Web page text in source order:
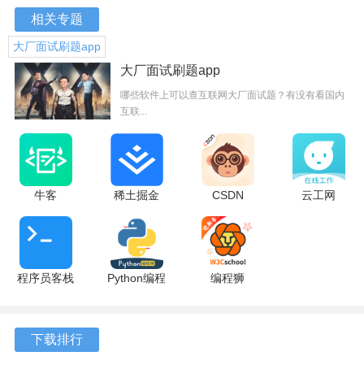
软件功能
1、国家电网题库新增的搜题功能让考生在遇到疑问时，可以
快速找到答案，支持语音和拍照搜索。
2、多种练习模式，如模拟考场、每日一练等，丰富多样的学
习方式让备考变得轻松。
3、各类考试的设置不仅是检验专业素养的重要标准，也能帮
助考生拓宽知识面。
4、系统记录做题情况，考生可以随时查看自己的学习进度，
卓版
相关专题
大厂面试刷题app
大厂面试刷题app
哪些软件上可以查互联网大厂面试题？有没有看国内
互联...
牛客
3.28.27 安
卓版
稀土掘金
版
CSDN
6.10.0 安卓
版
云工网
程序员客栈
Python编程
编程狮
下载排行